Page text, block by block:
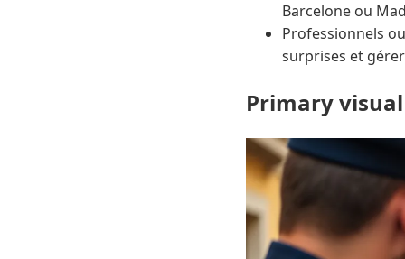
Barcelone ou
Professionnels
surprises et
Primary visual